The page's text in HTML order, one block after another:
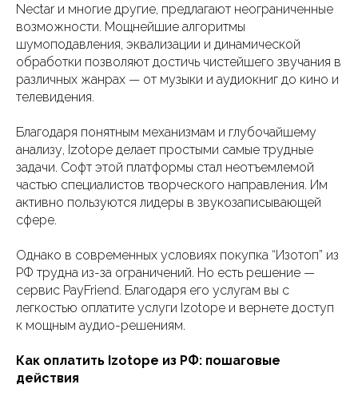
Nectar и многие другие, предлагают неограниченные
возможности. Мощнейшие алгоритмы
шумоподавления, эквализации и динамической
обработки позволяют достичь чистейшего звучания в
различных жанрах — от музыки и аудиокниг до кино и
телевидения.
Благодаря понятным механизмам и глубочайшему
анализу, Izotope делает простыми самые трудные
задачи. Софт этой платформы стал неотъемлемой
частью специалистов творческого направления. Им
активно пользуются лидеры в звукозаписывающей
сфере.
Однако в современных условиях покупка “Изотоп” из
РФ трудна из-за ограничений. Но есть решение —
сервис PayFriend. Благодаря его услугам вы с
легкостью оплатите услуги Izotope и вернете доступ
к мощным аудио-решениям.
Как оплатить Izotope из РФ: пошаговые
действия